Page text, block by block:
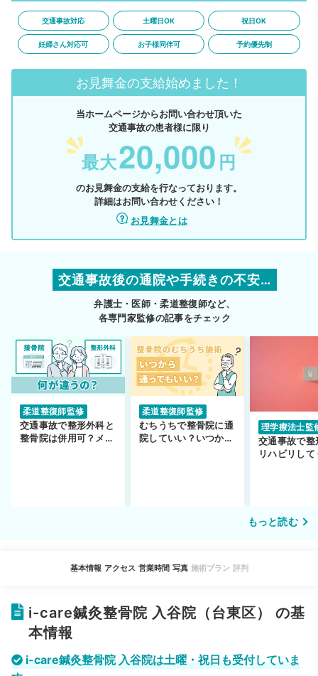
交通事故対応 土曜日OK 祝日OK
妊婦さん対応可 お子様同伴可 予約優先制
お見舞金の支給始めました！
当ホームページからお問い合わせ頂いた
交通事故の患者様に限り
最大20,000 円
のお見舞金の支給を行なっております。
詳細はお問い合わせください！
お見舞金とは
交通事故後の通院や手続きの不安…
弁護士・医師・柔道整復師など、
各専門家監修の記事をチェック
柔道整復師監修
交通事故で整形外科と
整骨院は併用可？メリ
柔道整復師監修
むちうちで整骨院に通
院していい？いつから
理学療法士監
交通事故で整
リハビリして
もっと読む
基本情報 アクセス 営業時間 写真 施術プラン 評判
i-care鍼灸整骨院 入谷院（台東区） の基
本情報
i-care鍼灸整骨院 入谷院は土曜・祝日も受付していま